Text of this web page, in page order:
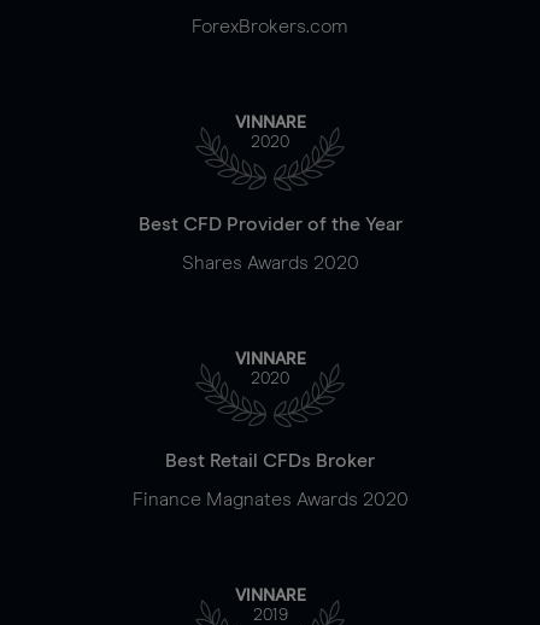
ForexBrokers.com
VINNARE
2020
Best CFD Provider of the Year
Shares Awards 2020
VINNARE
2020
Best Retail CFDs Broker
Finance Magnates Awards 2020
VINNARE
2019